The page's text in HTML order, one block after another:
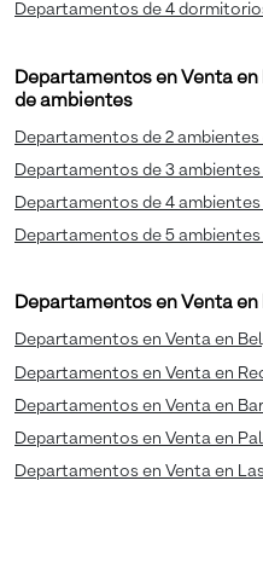
Departamentos de 4
Departamentos en Venta
de ambientes
Departamentos de 2
Departamentos de 3
Departamentos de 4
Departamentos de 5
Departamentos en Venta
Departamentos en Venta en
Departamentos en Venta en
Departamentos en Venta en
Departamentos en Venta en
Departamentos en Venta en